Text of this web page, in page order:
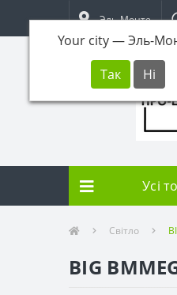
Эль-Монте
Your city —Эль-
Усі
Світло
BIG